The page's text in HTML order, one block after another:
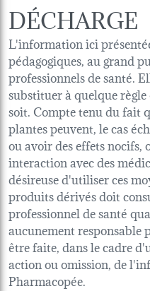
DÉCHARGE
L'information ici
pédagogiques, au grand
professionnels de santé.
substituer à quelque
soit. Compte tenu du fait
plantes peuvent, le cas
ou avoir des effets nocifs,
interaction avec des
désireuse d'utiliser ces
produits dérivés doit
professionnel de santé
aucunement
être faite, dans le cadre
action ou omission, de
Pharmacopée.